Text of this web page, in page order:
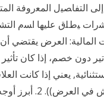
ﺍﻟﺘﻔﺎﺼﻴل ﺍﻟﻤﻌﺭﻭﻓﺔ
ﻴﻁﻠﻕ ﻋﻠﻴﻬﺎ ﺍﺴﻡ
المالية: العرض
دون خصم، إذا كان
يعني إذا كانت
انخفض السعر انخفضت